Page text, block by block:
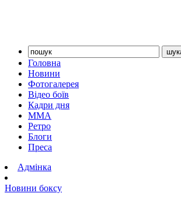
Головна
Новини
Фотогалерея
Відео боїв
Кадри дня
ММА
Ретро
Блоги
Преса
Адмінка
Новини боксу